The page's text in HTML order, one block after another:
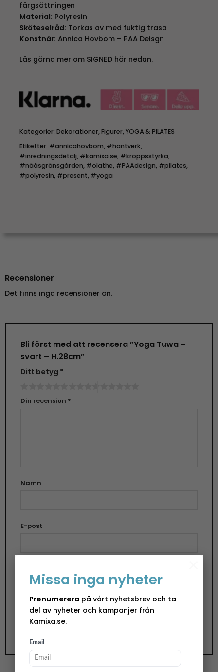
Missa inga nyheter
Prenumerera på vårt nyhetsbrev och ta
del av nyheter och kampanjer från
Kamixa.se.
Email
färgsättningen
Material: Polyresin
Sköteselråd: Torkas av med fuktig trasa
Konstnär: Annica Hovbom – PAA Deisgn
Läs gärna mer om SIGNED här nedan.
Kategorier: Dekorationer,Figurer,YOGA & PILATES
Etiketter: #annicahovbom, #hantverk,
#inredningsdetalj, #kamixa.se, #kroppsstyrka,
#nääsgränsgården, #olathe, #PAAdesign, #pilates,
#polyresin, #present, #yoga
Recensioner
Det finns inga recensioner än.
Bli först med att recensera ”Yoga Tuwa –
svart – H.28cm”
Ditt betyg *
Din recension *
Namn
E-post
webbplats i denna webbläsare till nästa gång jag
skriver en kommentar.